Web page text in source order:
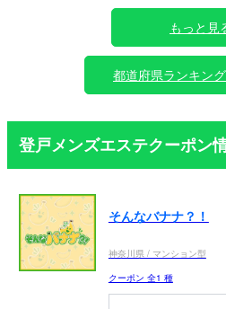
もっと見
都道府県ランキン
登戸メンズエステクーポン
そんなバナナ？！
神奈川県 / マンション型
クーポン 全1 種